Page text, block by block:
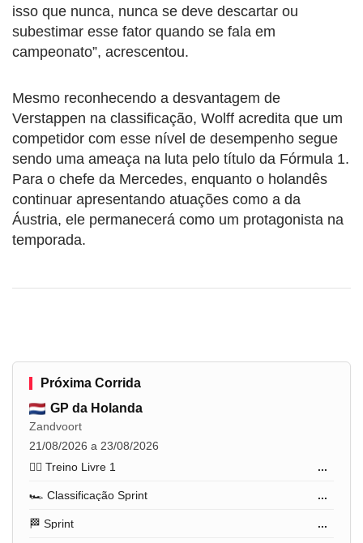
isso que nunca, nunca se deve descartar ou
subestimar esse fator quando se fala em
campeonato”, acrescentou.
Mesmo reconhecendo a desvantagem de
Verstappen na classificação, Wolff acredita que um
competidor com esse nível de desempenho segue
sendo uma ameaça na luta pelo título da Fórmula 1.
Para o chefe da Mercedes, enquanto o holandês
continuar apresentando atuações como a da
Áustria, ele permanecerá como um protagonista na
temporada.
Próxima Corrida
GP da Holanda
Zandvoort
21/08/2026 a 23/08/2026
🏋️‍♂️ Treino Livre 1
...
🏎️ Classificação Sprint ...
🏁 Sprint ...